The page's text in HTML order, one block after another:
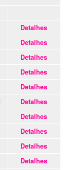
Detalhes
Detalhes
Detalhes
Detalhes
Detalhes
Detalhes
Detalhes
Detalhes
Detalhes
Detalhes